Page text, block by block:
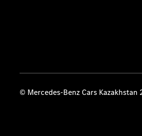
© Mercedes-Benz Cars